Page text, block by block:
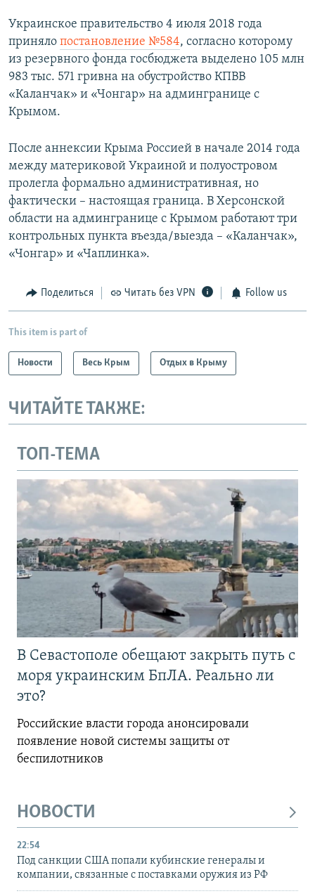
Украинское правительство 4 июля 2018 года
приняло постановление №584, согласно которому
из резервного фонда госбюджета выделено 105 млн
983 тыс. 571 гривна на обустройство КПВВ
«Каланчак» и «Чонгар» на админгранице с
Крымом.
После аннексии Крыма Россией в начале 2014 года
между материковой Украиной и полуостровом
пролегла формально административная, но
фактически – настоящая граница. В Херсонской
области на админгранице с Крымом работают три
контрольных пункта въезда/выезда – «Каланчак»,
«Чонгар» и «Чаплинка».
Поделиться Читать без VPN Follow us
This item is part of
Новости Весь Крым Отдых в Крыму
ЧИТАЙТЕ ТАКЖЕ:
ТОП-ТЕМА
В Севастополе обещают закрыть путь с
моря украинским БпЛА. Реально ли
это?
Российские власти города анонсировали
появление новой системы защиты от
беспилотников
НОВОСТИ
22:54
Под санкции США попали кубинские генералы и
компании, связанные с поставками оружия из РФ